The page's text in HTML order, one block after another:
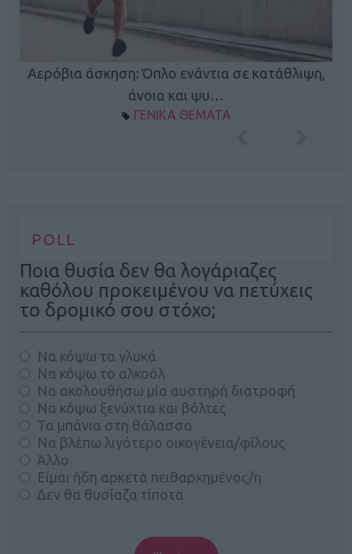
Αερόβια άσκηση: Όπλο ενάντια σε κατάθλιψη,
άνοια και ψυ…
ΓΕΝΙΚΑ ΘΕΜΑΤΑ
POLL
Ποια θυσία δεν θα λογάριαζες
καθόλου προκειμένου να πετύχεις
το δρομικό σου στόχο;
Να κόψω τα γλυκά
Να κόψω το αλκοόλ
Να ακολουθήσω μία αυστηρή διατροφή
Να κόψω ξενύχτια και βόλτες
Τα μπάνια στη θάλασσα
Να βλέπω λιγότερο οικογένεια/φίλους
Άλλο
Είμαι ήδη αρκετά πειθαρχημένος/η
Δεν θα θυσίαζα τίποτα